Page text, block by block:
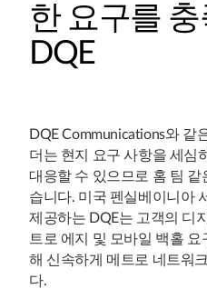
한 요구를
DQE
DQE Communications와 같
더는 현지 요구 사항을 세심
대응할 수 있으므로 홈 팀 같
습니다. 미국 펜실베이니아
제공하는 DQE는 고객의 디
트로 에지 및 모바일 백홀 요
해 신속하게 메트로 네트워
다.